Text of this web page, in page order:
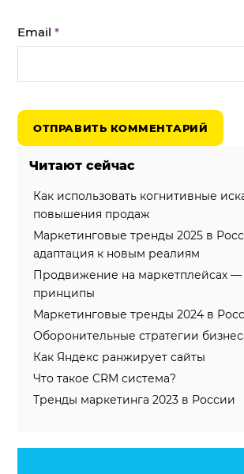
Email*
Читают сейчас
Как использовать когнитивные
повышения продаж
Маркетинговые тренды 2025 в
адаптация к новым реалиям
Продвижение на маркетплейсах —
принципы
Маркетинговые тренды 2024 в
Оборонительные стратегии
Как Яндекс ранжирует сайты
Что такое CRM система?
Тренды маркетинга 2023 в России